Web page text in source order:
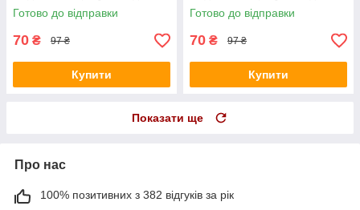
Готово до відправки
70 ₴ 97 ₴
Купити
Готово до відправки
70 ₴ 97 ₴
Купити
Показати ще
Про нас
100% позитивних з 382 відгуків за рік